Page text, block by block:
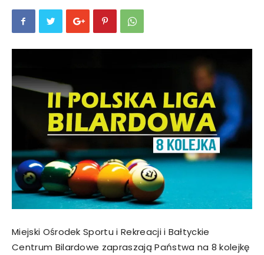
Miejski Ośrodek Sportu i Rekreacji i Bałtyckie
Centrum Bilardowe zapraszają Państwa na 8 kolejkę